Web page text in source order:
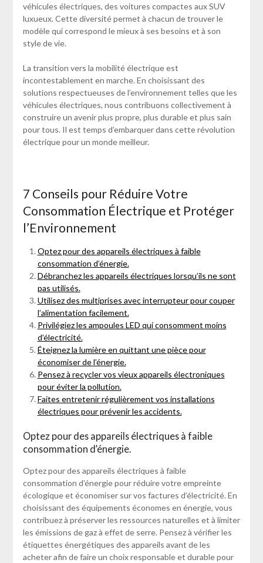
véhicules électriques, des voitures compactes aux SUV
luxueux. Cette diversité permet à chacun de trouver le
modèle qui correspond le mieux à ses besoins et à son
style de vie.
La transition vers la mobilité électrique est
incontestablement en marche. En choisissant des
solutions respectueuses de l’environnement telles que les
véhicules électriques, nous contribuons collectivement à
construire un avenir plus propre, plus durable et plus sain
pour tous. Il est temps d’embarquer dans cette révolution
électrique pour un monde meilleur.
7 Conseils pour Réduire Votre
Consommation Électrique et Protéger
l’Environnement
Optez pour des appareils électriques à faible
consommation d’énergie.
Débranchez les appareils électriques lorsqu’ils ne sont
pas utilisés.
Utilisez des multiprises avec interrupteur pour couper
l’alimentation facilement.
Privilégiez les ampoules LED qui consomment moins
d’électricité.
Éteignez la lumière en quittant une pièce pour
économiser de l’énergie.
Pensez à recycler vos vieux appareils électroniques
pour éviter la pollution.
Faites entretenir régulièrement vos installations
électriques pour prévenir les accidents.
Optez pour des appareils électriques à faible
consommation d’énergie.
Optez pour des appareils électriques à faible
consommation d’énergie pour réduire votre empreinte
écologique et économiser sur vos factures d’électricité. En
choisissant des équipements économes en énergie, vous
contribuez à préserver les ressources naturelles et à limiter
les émissions de gaz à effet de serre. Pensez à vérifier les
étiquettes énergétiques des appareils avant de les
acheter afin de faire un choix responsable et durable pour